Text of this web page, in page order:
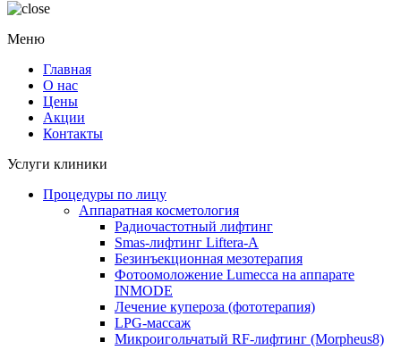
Меню
Главная
О нас
Цены
Акции
Контакты
Услуги клиники
Процедуры по лицу
Аппаратная косметология
Радиочастотный лифтинг
Smas-лифтинг Liftera-A
Безинъекционная мезотерапия
Фотоомоложение Lumecca на аппарате
INMODE
Лечение купероза (фототерапия)
LPG-массаж
Микроигольчатый RF-лифтинг (Morpheus8)